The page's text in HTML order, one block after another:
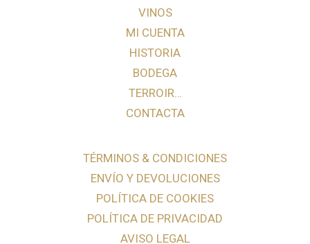
VINOS
MI CUENTA
HISTORIA
BODEGA
TERROIR…
CONTACTA
TÉRMINOS & CONDICIONES
ENVÍO Y DEVOLUCIONES
POLÍTICA DE COOKIES
POLÍTICA DE PRIVACIDAD
AVISO LEGAL